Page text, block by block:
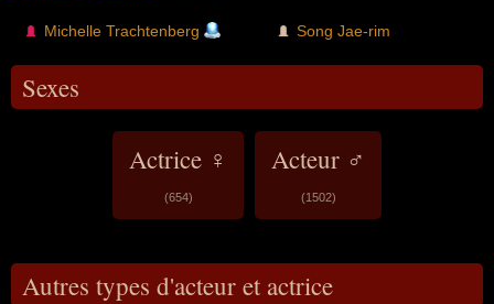
Michelle Trachtenberg Song Jae-rim
Sexes
Actrice ♀
(654)
Acteur ♂
(1502)
Autres types d'acteur et actrice